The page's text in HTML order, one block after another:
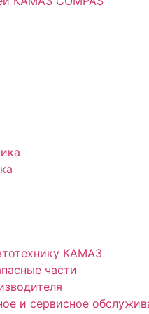
КАМАЗ
части
и сервисное